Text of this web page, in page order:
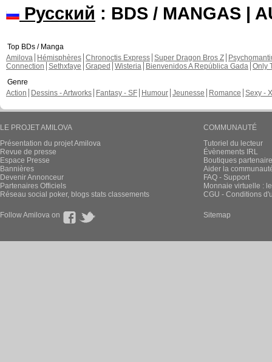
Русский : BDS / MANGAS |
Top BDs / Manga
Amilova
Hémisphères Chronoctis Express Super Dragon Bros Z
Connection Sethxfaye Graped Wisteria Bienvenidos A República Gada Only
Genre
Action
Dessins - Artworks Fantasy - SF Humour Jeunesse Romance Sexy -
LE PROJET AMILOVA
Présentation du projet Amilova
Revue de presse
Espace Presse
Bannières
Devenir Annonceur
Partenaires Officiels
Réseau social poker, blogs stats classements
COMMUNAUTÉ
Tutoriel du lecteur
Évènements IRL
Boutiques
Aider la
FAQ - Support
Monnaie virtuelle :
CGU - Conditions
Follow Amilova on Sitemap